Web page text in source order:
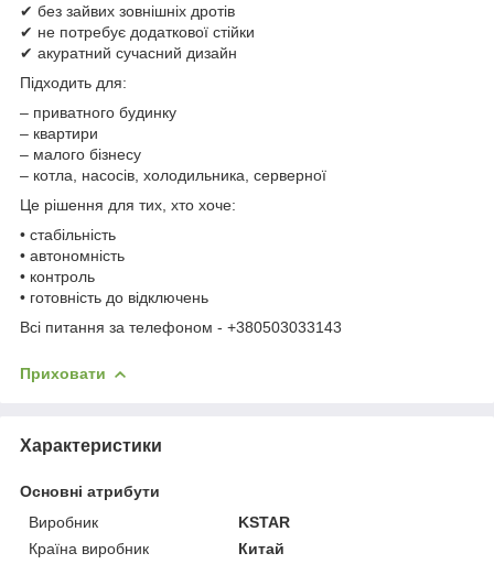
✔ без зайвих зовнішніх дротів
✔ не потребує додаткової стійки
✔ акуратний сучасний дизайн
Підходить для:
– приватного будинку
– квартири
– малого бізнесу
– котла, насосів, холодильника, серверної
Це рішення для тих, хто хоче:
• стабільність
• автономність
• контроль
• готовність до відключень
Всі питання за телефоном - +380503033143
Приховати
Характеристики
Основні атрибути
Виробник
KSTAR
Країна виробник
Китай